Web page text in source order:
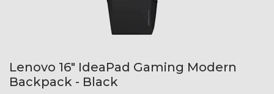
Lenovo 16" IdeaPad Gaming Modern
Backpack - Black